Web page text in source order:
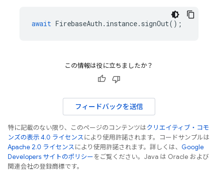
await FirebaseAuth . instance. signOut();
この情報は役に立ちましたか？
フィードバックを送信
特に記載のない限り、このページのコンテンツはクリエイティブ・コモ
ンズの表示 4.0 ライセンスにより使用許諾されます。コードサンプルは
Apache 2.0 ライセンスにより使用許諾されます。詳しくは、 Google
Developers サイトのポリシーをご覧ください。Java は Oracle および
関連会社の登録商標です。